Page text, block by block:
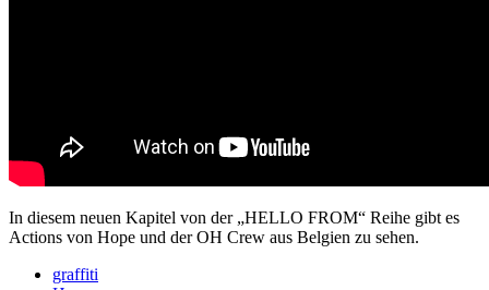
In diesem neuen Kapitel von der „HELLO FROM“ Reihe gibt es
Actions von Hope und der OH Crew aus Belgien zu sehen.
graffiti